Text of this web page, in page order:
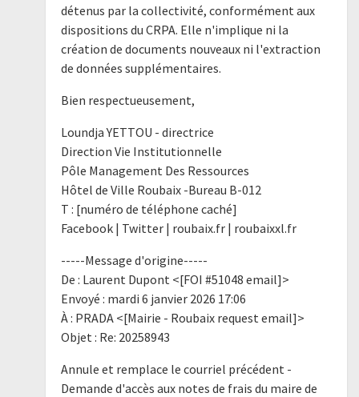
détenus par la collectivité, conformément aux
dispositions du CRPA. Elle n'implique ni la
création de documents nouveaux ni l'extraction
de données supplémentaires.
Bien respectueusement,
Loundja YETTOU - directrice
Direction Vie Institutionnelle
Pôle Management Des Ressources
Hôtel de Ville Roubaix -Bureau B-012
T : [numéro de téléphone caché]
Facebook | Twitter | roubaix.fr | roubaixxl.fr
-----Message d'origine-----
De : Laurent Dupont <[FOI #51048 email]>
Envoyé : mardi 6 janvier 2026 17:06
À : PRADA <[Mairie - Roubaix request email]>
Objet : Re: 20258943
Annule et remplace le courriel précédent -
Demande d'accès aux notes de frais du maire de